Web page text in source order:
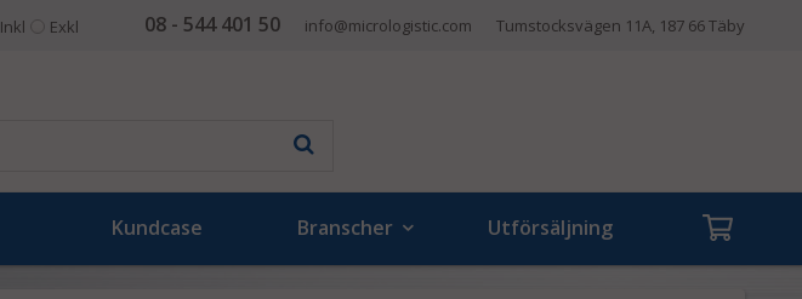
08 - 544 401 50 info@micrologistic.com Tumstocksvägen 11A, 187 66 Täby
Inkl Exkl
Kundcase Branscher Utförsäljning